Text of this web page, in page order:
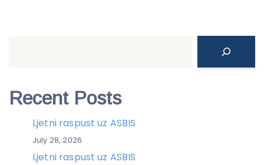
Recent Posts
Ljetni raspust uz ASBIS
July 28, 2026
Ljetni raspust uz ASBIS